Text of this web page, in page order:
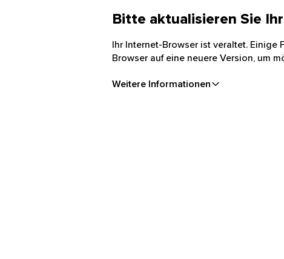
Bitte aktualisieren Sie
Ihr Internet-Browser ist veraltet. Einige
Browser auf eine neuere Version, um
Weitere Informationen